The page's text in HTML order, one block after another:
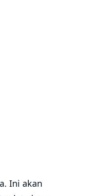
Ini akan